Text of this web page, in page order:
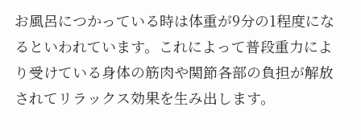
お風呂につかっている時は体重が9分の1程度にな
るといわれています。これによって普段重力によ
り受けている身体の筋肉や関節各部の負担が解放
されてリラックス効果を生み出します。